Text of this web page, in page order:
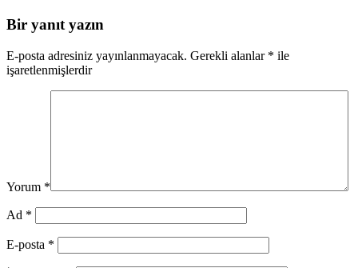
Bir yanıt yazın
E-posta adresiniz yayınlanmayacak. Gerekli alanlar * ile
işaretlenmişlerdir
Yorum *
Ad *
E-posta *